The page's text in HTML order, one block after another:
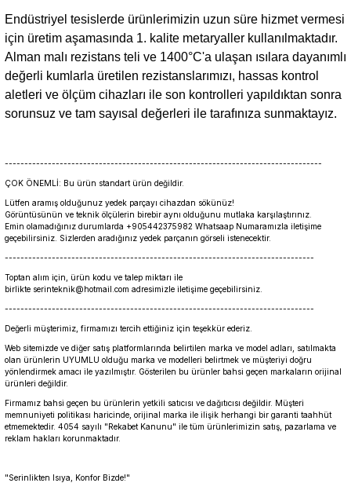
Endüstriyel tesislerde ürünlerimizin uzun süre hizmet vermesi
için üretim aşamasında 1. kalite metaryaller kullanılmaktadır.
Alman malı rezistans teli ve 1400°C'a ulaşan ısılara dayanımlı
değerli kumlarla üretilen rezistanslarımızı, hassas kontrol
aletleri ve ölçüm cihazları ile son kontrolleri yapıldıktan sonra
sorunsuz ve tam sayısal değerleri ile tarafınıza sunmaktayız.
---------------------------------------------------------------------------------
ÇOK ÖNEMLİ: Bu ürün standart ürün değildir.
Lütfen aramış olduğunuz yedek parçayı cihazdan sökünüz!
Görüntüsünün ve teknik ölçülerin birebir aynı olduğunu mutlaka karşılaştırınız.
Emin olamadığınız durumlarda +905442375982 Whatsaap Numaramızla iletişime
geçebilirsiniz. Sizlerden aradığınız yedek parçanın görseli istenecektir.
-------------------------------------------------------------------------------
Toptan alım için, ürün kodu ve talep miktarı ile
birlikte serinteknik@hotmail.com adresimizle iletişime geçebilirsiniz.
-------------------------------------------------------------------------------
Değerli müşterimiz, firmamızı tercih ettiğiniz için teşekkür ederiz.
Web sitemizde ve diğer satış platformlarında belirtilen marka ve model adları, satılmakta
olan ürünlerin UYUMLU olduğu marka ve modelleri belirtmek ve müşteriyi doğru
yönlendirmek amacı ile yazılmıştır. Gösterilen bu ürünler bahsi geçen markaların orijinal
ürünleri değildir.
Firmamız bahsi geçen bu ürünlerin yetkili satıcısı ve dağıtıcısı değildir. Müşteri
memnuniyeti politikası haricinde, orijinal marka ile ilişik herhangi bir garanti taahhüt
etmemektedir. 4054 sayılı "Rekabet Kanunu" ile tüm ürünlerimizin satış, pazarlama ve
reklam hakları korunmaktadır.
"Serinlikten Isıya, Konfor Bizde!"